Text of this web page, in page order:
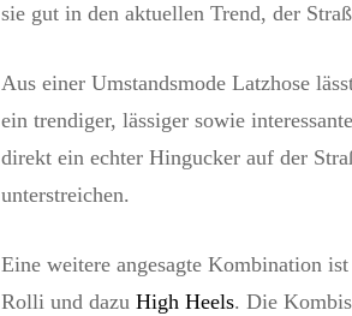
sie gut in den aktuellen Trend, der
Aus einer Umstandsmode Latzhose
ein trendiger, lässiger sowie
direkt ein echter Hingucker auf der
unterstreichen.
Eine weitere angesagte Kombination
Rolli und dazu High Heels. Die